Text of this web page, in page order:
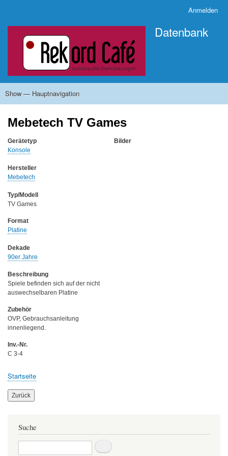
Inhalt
Anmelden
Datenbank
Hauptnavigation
Show — Hauptnavigation
Startseite
Zu den Sammlungen
Systematik
Hersteller
Inhalt und Ausrichtung der Sammlung
Museale Ausstellungen
Mebetech TV Games
Gerätetyp
Konsole
Hersteller
Mebetech
Typ/Modell
TV Games
Format
Platine
Dekade
90er Jahre
Beschreibung
Spiele befinden sich auf der nicht
auswechselbaren Platine
Zubehör
OVP, Gebrauchsanleitung
innenliegend.
Inv.-Nr.
C 3-4
Bilder
Breadcrumb
Startseite
Zurück
Suche
Suche